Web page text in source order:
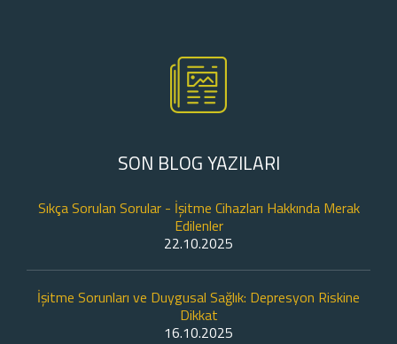
SON BLOG YAZILARI
Sıkça Sorulan Sorular - İşitme Cihazları Hakkında Merak
Edilenler
22.10.2025
İşitme Sorunları ve Duygusal Sağlık: Depresyon Riskine
Dikkat
16.10.2025